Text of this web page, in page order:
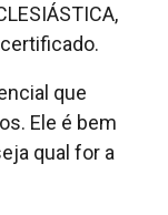
que
Ele é bem
qual for a